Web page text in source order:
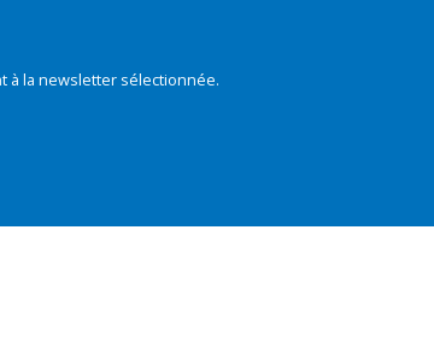
à la newsletter sélectionnée.